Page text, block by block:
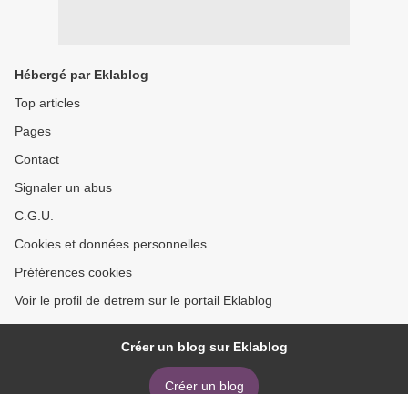
Hébergé par Eklablog
Top articles
Pages
Contact
Signaler un abus
C.G.U.
Cookies et données personnelles
Préférences cookies
Voir le profil de detrem sur le portail Eklablog
Créer un blog sur Eklablog
Créer un blog